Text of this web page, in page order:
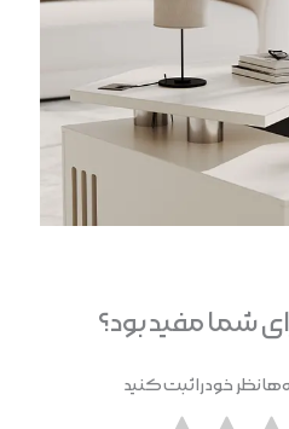
شما مفید بود؟
نظر خود را ثبت کنید